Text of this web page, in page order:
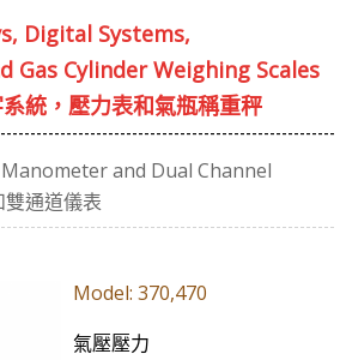
Digital Systems,
Gas Cylinder Weighing Scales
統，壓力表和氣瓶稱重秤
and Dual Channel
通道儀表
Model: 370,470
氣壓壓力